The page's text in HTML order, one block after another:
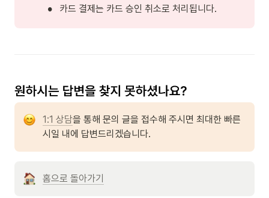
• 카드 결제는 카드 승인 취소로 처리됩니다.
1:1 상담을 통해 문의 글을 접수해 주시면 최대한 빠른
시일 내에 답변드리겠습니다.
홈으로 돌아가기